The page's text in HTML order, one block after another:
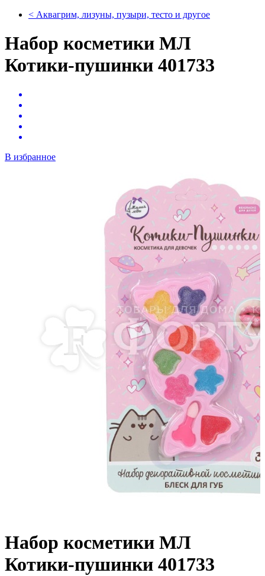
< Аквагрим, лизуны, пузыри, тесто и другое
Набор косметики МЛ
Котики-пушинки 401733
В избранное
Набор косметики МЛ
Котики-пушинки 401733